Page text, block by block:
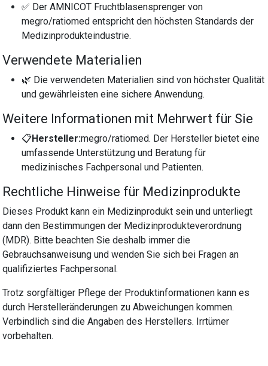
✅ Der AMNICOT Fruchtblasensprenger von
megro/ratiomed entspricht den höchsten Standards der
Medizinprodukteindustrie.
Verwendete Materialien
🌿 Die verwendeten Materialien sind von höchster Qualität
und gewährleisten eine sichere Anwendung.
Weitere Informationen mit Mehrwert für Sie
📋Hersteller:megro/ratiomed. Der Hersteller bietet eine
umfassende Unterstützung und Beratung für
medizinisches Fachpersonal und Patienten.
Rechtliche Hinweise für Medizinprodukte
Dieses Produkt kann ein Medizinprodukt sein und unterliegt
dann den Bestimmungen der Medizinprodukteverordnung
(MDR). Bitte beachten Sie deshalb immer die
Gebrauchsanweisung und wenden Sie sich bei Fragen an
qualifiziertes Fachpersonal.
Trotz sorgfältiger Pflege der Produktinformationen kann es
durch Herstelleränderungen zu Abweichungen kommen.
Verbindlich sind die Angaben des Herstellers. Irrtümer
vorbehalten.